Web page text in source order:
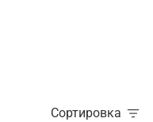
Сортировка